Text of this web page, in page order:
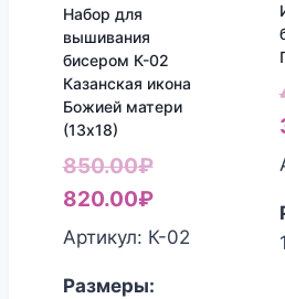
Набор для
вышивания
бисером К-02
Казанская икона
Божией матери
(13х18)
850.00₽
цена
составляла
820.00₽Текущая
цена:
Артикул: К-02
Размеры: